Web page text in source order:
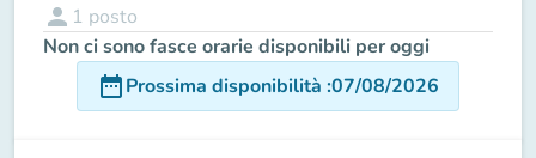
person 1 posto
Non ci sono fasce orarie disponibili per oggi
date_rangeProssima disponibilità :07/08/2026